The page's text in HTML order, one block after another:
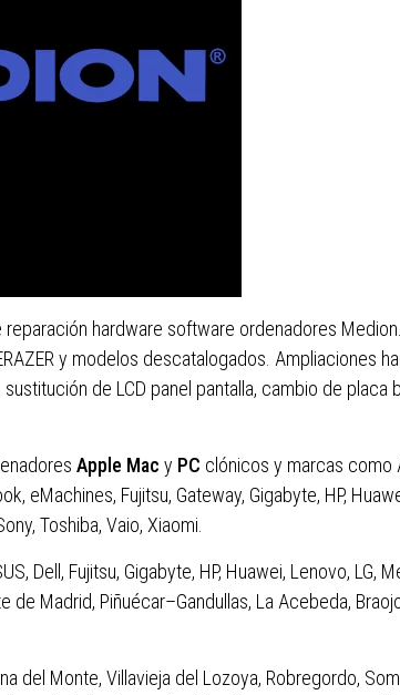
hardware software ordenadores Medion.
y modelos descatalogados. Ampliaciones
de LCD panel pantalla, cambio de placa
Apple Mac y PC clónicos y marcas como
eMachines, Fujitsu, Gateway, Gigabyte, HP,
Toshiba, Vaio, Xiaomi.
Dell, Fujitsu, Gigabyte, HP, Huawei, Lenovo, LG,
de Madrid, Piñuécar–Gandullas, La Acebeda,
del Monte, Villavieja del Lozoya, Robregordo,